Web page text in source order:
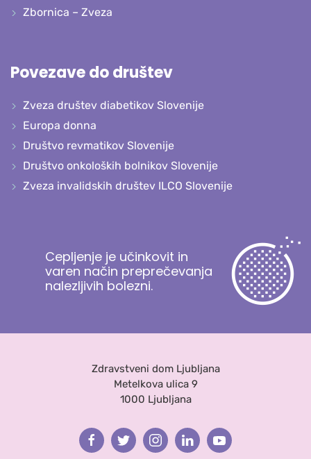
Zbornica – Zveza
Povezave do društev
Zveza društev diabetikov Slovenije
Europa donna
Društvo revmatikov Slovenije
Društvo onkoloških bolnikov Slovenije
Zveza invalidskih društev ILCO Slovenije
Cepljenje je učinkovit in
varen način preprečevanja
nalezljivih bolezni.
Zdravstveni dom Ljubljana
Metelkova ulica 9
1000 Ljubljana
FacebookTwitterInstagramLinkedinYoutube